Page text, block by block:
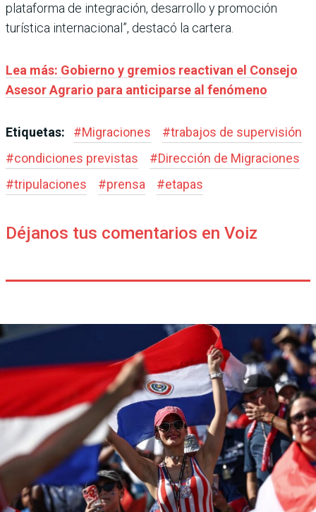
plataforma de integración, desarrollo y promoción
turística internacional”, destacó la cartera.
Lea más: Gobierno y gremios reactivan el Consejo
Asesor Agrario para anticiparse al fenómeno
Etiquetas: #Migraciones #trabajos de supervisión
#condiciones previstas #Dirección de Migraciones
#tripulaciones #prensa #etapas
Déjanos tus comentarios en Voiz